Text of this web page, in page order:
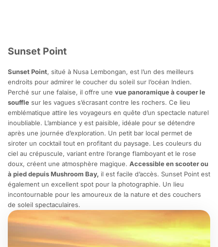
Sunset Point
Sunset Point, situé à Nusa Lembongan, est l’un des meilleurs
endroits pour admirer le coucher du soleil sur l’océan Indien.
Perché sur une falaise, il offre une vue panoramique à couper le
souffle sur les vagues s’écrasant contre les rochers. Ce lieu
emblématique attire les voyageurs en quête d’un spectacle naturel
inoubliable. L’ambiance y est paisible, idéale pour se détendre
après une journée d’exploration. Un petit bar local permet de
siroter un cocktail tout en profitant du paysage. Les couleurs du
ciel au crépuscule, variant entre l’orange flamboyant et le rose
doux, créent une atmosphère magique. Accessible en scooter ou
à pied depuis Mushroom Bay, il est facile d’accès. Sunset Point est
également un excellent spot pour la photographie. Un lieu
incontournable pour les amoureux de la nature et des couchers
de soleil spectaculaires.